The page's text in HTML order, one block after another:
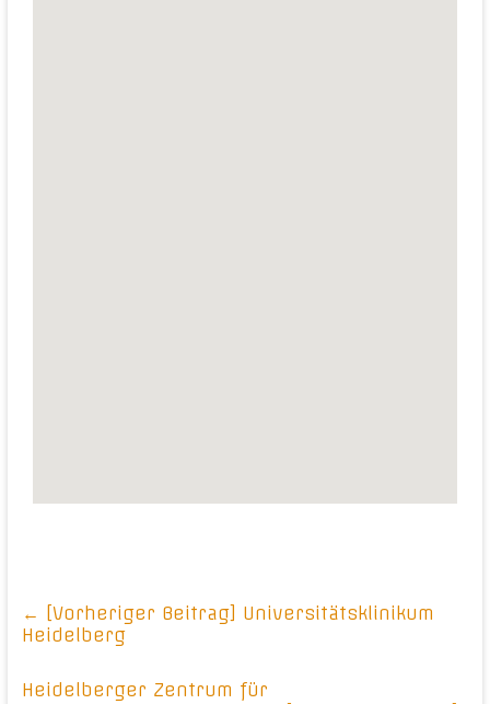
← [Vorheriger Beitrag] Universitätsklinikum
Heidelberg
Heidelberger Zentrum für